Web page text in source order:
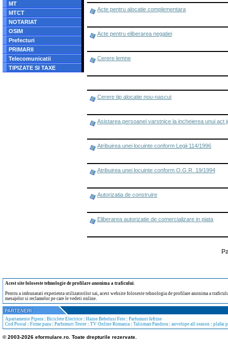
MT
MTCT
NOTARIAT
OSIM
Prefecturi
PRIMARII
Telecomunicatii
TIPIZATE SI TAXE
Acte pentru alocatie complementara
Acte pentru eliberarea negatiei
Cerere lemne
Cerere tip alocatie nou-nascut
Asistarea persoanei varstnice la incheierea unui act
Atribuirea unei locuinte conform Legii 114/1996
Atribuirea unei locuinte conform O.G.R. 19/1994
Autorizatia de construire
Eliberarea autorizatie de comercializare in piata
Acest site foloseste tehnologie de profilare anonima a traficului.
Pentru a imbunatati experienta utilizatorilor sai, acest website foloseste tehnologia de profilare anonima a
mesajelor si reclamelor pe care le vedeti online.
Apartamente Pipera : Biciclete Electrice : Haine Bebelusi Fete : Parfumuri Ieftine
Cod Postal : Firme paza : Parfumuri Tester : TV Online Romania : Talisman Pandora : anvelope all season : plafar
© 2003-2026 eformulare.ro. Toate drepturile rezervate.